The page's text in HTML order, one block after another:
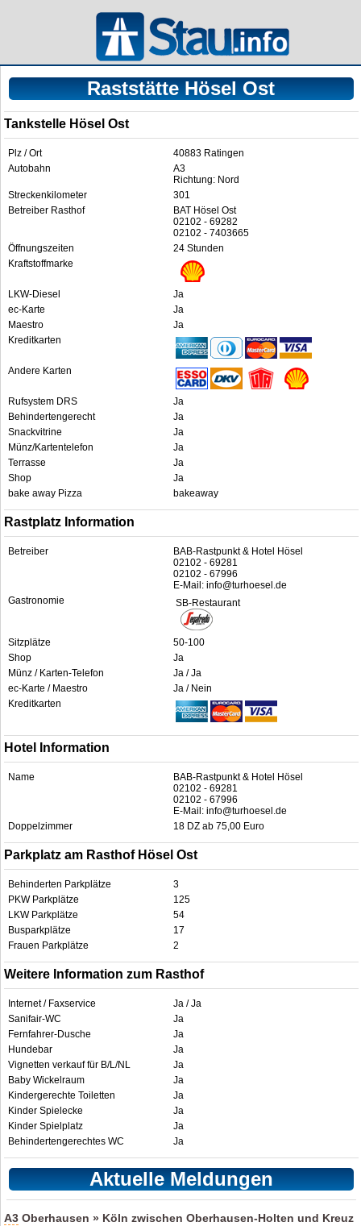
Raststätte Hösel Ost
Tankstelle Hösel Ost
Plz / Ort
40883 Ratingen
Autobahn
A3
Richtung: Nord
Streckenkilometer
301
Betreiber Rasthof
BAT Hösel Ost
02102 - 69282
02102 - 7403665
Öffnungszeiten
24 Stunden
Kraftstoffmarke
LKW-Diesel
Ja
ec-Karte
Ja
Maestro
Ja
Kreditkarten
Andere Karten
Rufsystem DRS
Ja
Behindertengerecht
Ja
Snackvitrine
Ja
Münz/Kartentelefon
Ja
Terrasse
Ja
Shop
Ja
bake away Pizza
bakeaway
Rastplatz Information
Betreiber
BAB-Rastpunkt & Hotel Hösel
02102 - 69281
02102 - 67996
E-Mail: info@turhoesel.de
Gastronomie
SB-Restaurant
Sitzplätze
50-100
Shop
Ja
Münz / Karten-Telefon
Ja / Ja
ec-Karte / Maestro
Ja / Nein
Kreditkarten
Hotel Information
Name
BAB-Rastpunkt & Hotel Hösel
02102 - 69281
02102 - 67996
E-Mail: info@turhoesel.de
Doppelzimmer
18 DZ ab 75,00 Euro
Parkplatz am Rasthof Hösel Ost
Behinderten Parkplätze
3
PKW Parkplätze
125
LKW Parkplätze
54
Busparkplätze
17
Frauen Parkplätze
2
Weitere Information zum Rasthof
Internet / Faxservice
Ja / Ja
Sanifair-WC
Ja
Fernfahrer-Dusche
Ja
Hundebar
Ja
Vignetten verkauf für B/L/NL
Ja
Baby Wickelraum
Ja
Kindergerechte Toiletten
Ja
Kinder Spielecke
Ja
Kinder Spielplatz
Ja
Behindertengerechtes WC
Ja
Aktuelle Meldungen
A3 Oberhausen » Köln zwischen Oberhausen-Holten und Kreuz